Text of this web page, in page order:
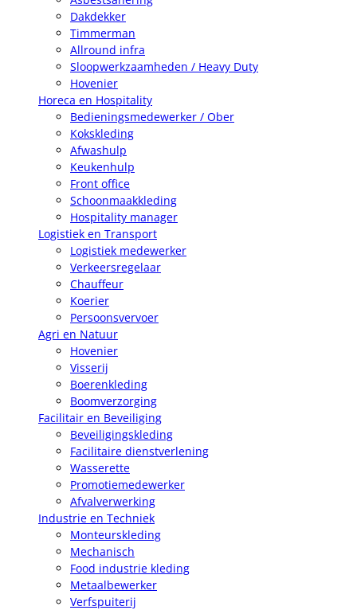
Dakdekker
Timmerman
Allround infra
Sloopwerkzaamheden / Heavy Duty
Hovenier
Horeca en Hospitality
Bedieningsmedewerker / Ober
Kokskleding
Afwashulp
Keukenhulp
Front office
Schoonmaakkleding
Hospitality manager
Logistiek en Transport
Logistiek medewerker
Verkeersregelaar
Chauffeur
Koerier
Persoonsvervoer
Agri en Natuur
Hovenier
Visserij
Boerenkleding
Boomverzorging
Facilitair en Beveiliging
Beveiligingskleding
Facilitaire dienstverlening
Wasserette
Promotiemedewerker
Afvalverwerking
Industrie en Techniek
Monteurskleding
Mechanisch
Food industrie kleding
Metaalbewerker
Verfspuiterij